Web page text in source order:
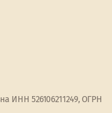
ИНН 526106211249, ОГРН